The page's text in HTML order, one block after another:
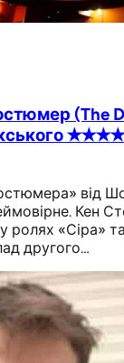
(The
від
Кен
ролях «Сіра»
другого…